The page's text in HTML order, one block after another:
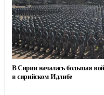
В Сирии началась большая
в сирийском Идлибе